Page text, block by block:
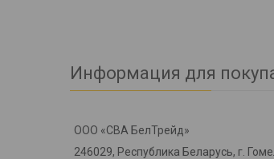
Информация для
ООО «СВА БелТрейд»
246029, Республика Беларусь, г.